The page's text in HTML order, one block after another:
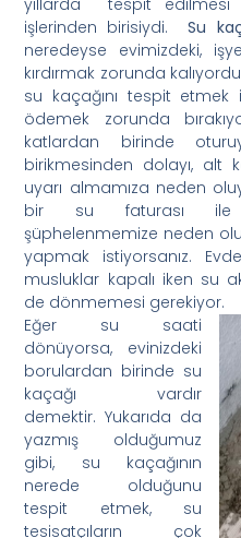
yıllarda tespit
işlerinden birisiydi.Su
neredeyse evimizdeki,
kırdırmak zorunda
su kaçağını tespit
ödemek zorunda
katlardan birinde
birikmesinden dolayı, alt
uyarı almamıza neden
bir su faturası ile
şüphelenmemize neden
yapmak istiyorsanız.
musluklar kapalı iken su
de dönmemesi gerekiyor.
Eğer su saati
dönüyorsa, evinizdeki
borulardan birinde su
kaçağı vardır
demektir. Yukarıda da
yazmış olduğumuz
gibi, su kaçağının
nerede olduğunu
tespit etmek, su
tesisatçıların çok